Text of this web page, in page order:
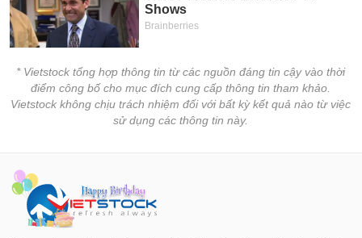
* Vietstock tổng hợp thông tin từ các nguồn đáng tin cậy vào thời
điểm công bố cho mục đích cung cấp thông tin tham khảo.
Vietstock không chịu trách nhiệm đối với bất kỳ kết quả nào từ việc
sử dụng các thông tin này.